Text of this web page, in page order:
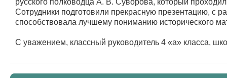
русского полководца А. В. Суворова, который
Сотрудники подготовили прекрасную презентацию, с
способствовала лучшему пониманию исторического
С уважением, классный руководитель 4 «а» класса,